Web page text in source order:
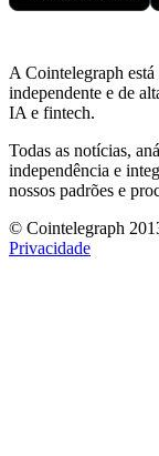
A Cointelegraph
independente e de
IA e fintech.
Todas as notícias,
independência e
nossos padrões e
© Cointelegraph
Privacidade